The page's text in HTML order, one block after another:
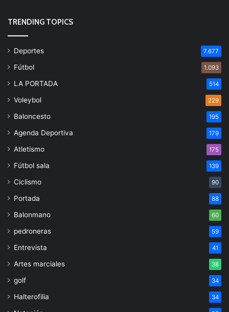
TRENDING TOPICS
Deportes 7.677
Fútbol 1.093
LA PORTADA 514
Voleybol 229
Baloncesto 195
Agenda Deportiva 179
Atletismo 175
Fútbol sala 139
Ciclismo 90
Portada 88
Balonmano 60
pedroneras 59
Entrevista 41
Artes marciales 38
golf 34
Halterofilia 34